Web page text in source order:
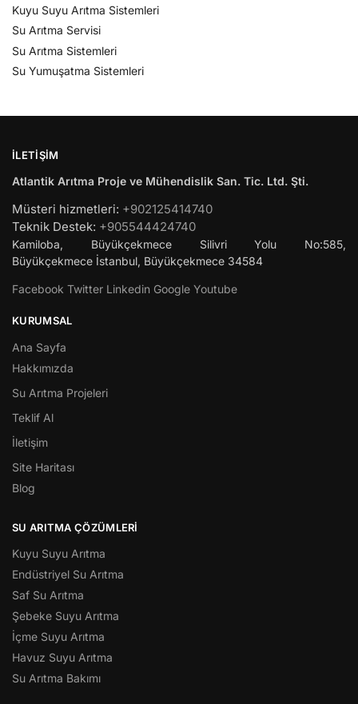
Kuyu Suyu Arıtma Sistemleri
Su Arıtma Servisi
Su Arıtma Sistemleri
Su Yumuşatma Sistemleri
İLETIŞIM
Atlantik Arıtma Proje ve Mühendislik San. Tic. Ltd. Şti.
Müsteri hizmetleri: +902125414740
Teknik Destek: +905544424740
Kamiloba, Büyükçekmece Silivri Yolu No:585,
Büyükçekmece İstanbul, Büyükçekmece 34584
Facebook Twitter Linkedin Google Youtube
KURUMSAL
Ana Sayfa
Hakkımızda
Su Arıtma Projeleri
Teklif Al
İletişim
Site Haritası
Blog
SU ARITMA ÇÖZÜMLERI
Kuyu Suyu Arıtma
Endüstriyel Su Arıtma
Saf Su Arıtma
Şebeke Suyu Arıtma
İçme Suyu Arıtma
Havuz Suyu Arıtma
Su Arıtma Bakımı